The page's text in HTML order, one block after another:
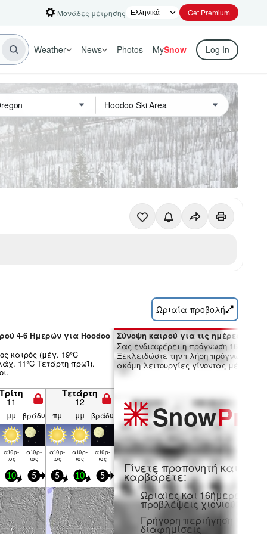
Μονάδες μέτρησης Get Premium
Weather News Photos MySnow Log In
Ωριαία προβολή
4-6 Ημερών για Hoodoo
καιρός (μέγ. 19°C
11°C Τετάρτη πρωΐ).
Τρίτη
11
Τετάρτη
12
μμ βράδυ πμ μμ βράδυ
αίθρ­
ιος
αίθρ­
ιος
αίθρ­
ιος
αίθρ­
ιος
αίθρ­
ιος
10 5 5 10 5
Σύνοψη καιρού για τις ημέρες 7-16:
Σας ενδιαφέρει η πρόγνωση 16
Ξεκλειδώστε την πλήρη πρόγνωση
ακόμη λειτουργίες γίνοντας μέλος
SnowPro
Γίνετε προπονητή και
καρβάρετε:
Ωριαίες και 16ήμερες
προβλέψεις χιονιού
Γρήγορη περιήγηση χωρίς
διαφημίσεις